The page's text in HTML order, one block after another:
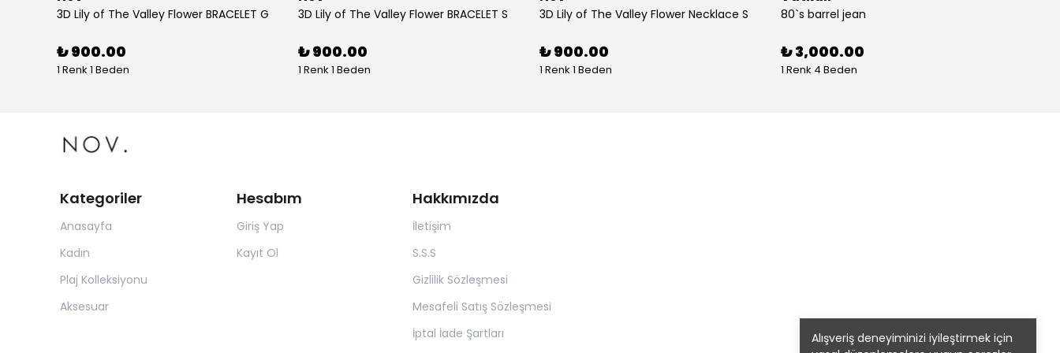
Alışveriş deneyiminizi iyileştirmek için
3D Lily of The Valley Flower BRACELET G
₺ 900.00
1 Renk 1 Beden
3D Lily of The Valley Flower BRACELET S
₺ 900.00
1 Renk 1 Beden
3D Lily of The Valley Flower Necklace S
₺ 900.00
1 Renk 1 Beden
80`s barrel jean
₺ 3,000.00
1 Renk 4 Beden
Kategoriler
Anasayfa
Kadın
Plaj Kolleksiyonu
Aksesuar
Hesabım
Giriş Yap
Kayıt Ol
Hakkımızda
İletişim
S.S.S
Gizlilik Sözleşmesi
Mesafeli Satış Sözleşmesi
İptal İade Şartları